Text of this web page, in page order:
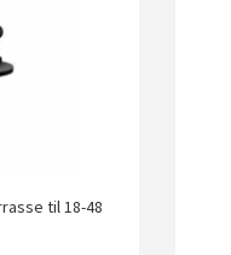
til 18-48